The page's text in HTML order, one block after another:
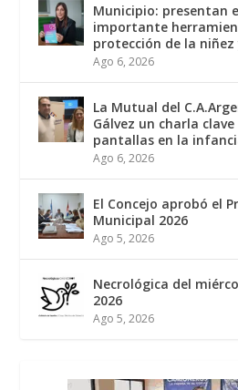
Municipio: presentan
importante
protección de la niñez
Ago 6, 2026
La Mutual del
Gálvez un charla
pantallas en la
Ago 6, 2026
El Concejo aprobó el
Municipal 2026
Ago 5, 2026
Necrológica del
2026
Ago 5, 2026